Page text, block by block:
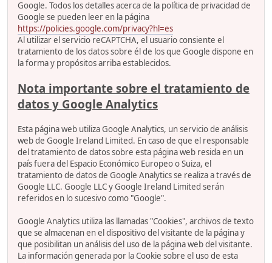
Google. Todos los detalles acerca de la política de privacidad de
Google se pueden leer en la página
https://policies.google.com/privacy?hl=es
Al utilizar el servicio reCAPTCHA, el usuario consiente el
tratamiento de los datos sobre él de los que Google dispone en
la forma y propósitos arriba establecidos.
Nota importante sobre el tratamiento de
datos y Google Analytics
Esta página web utiliza Google Analytics, un servicio de análisis
web de Google Ireland Limited. En caso de que el responsable
del tratamiento de datos sobre esta página web resida en un
país fuera del Espacio Económico Europeo o Suiza, el
tratamiento de datos de Google Analytics se realiza a través de
Google LLC. Google LLC y Google Ireland Limited serán
referidos en lo sucesivo como "Google".
Google Analytics utiliza las llamadas "Cookies", archivos de texto
que se almacenan en el dispositivo del visitante de la página y
que posibilitan un análisis del uso de la página web del visitante.
La información generada por la Cookie sobre el uso de esta